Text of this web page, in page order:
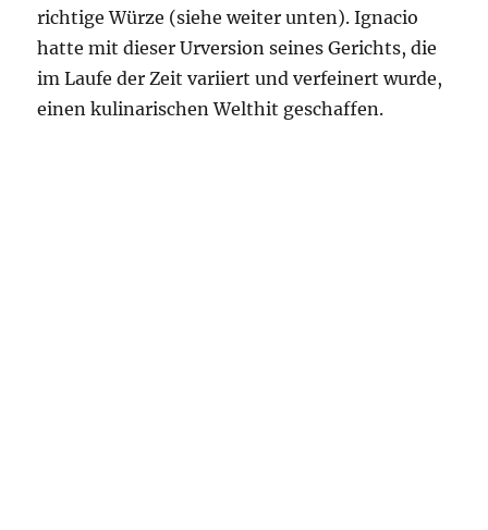
richtige Würze (siehe weiter unten). Ignacio
hatte mit dieser Urversion seines Gerichts, die
im Laufe der Zeit variiert und verfeinert wurde,
einen kulinarischen Welthit geschaffen.